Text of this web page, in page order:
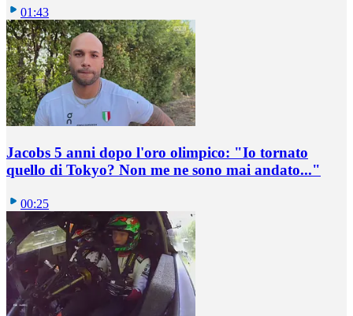
01:43
Jacobs 5 anni dopo l'oro olimpico: "Io tornato
quello di Tokyo? Non me ne sono mai andato..."
00:25